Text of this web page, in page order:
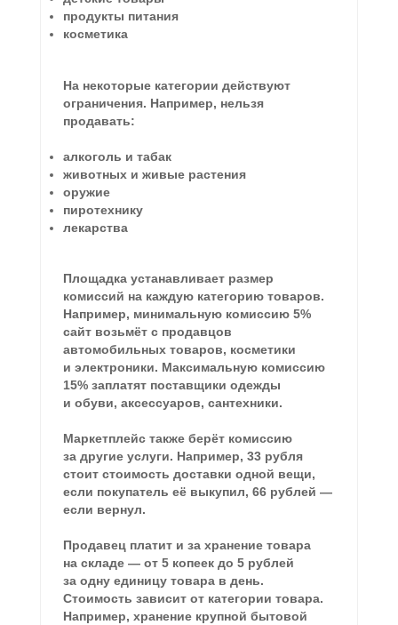
продукты питания
косметика
На некоторые категории действуют
ограничения. Например, нельзя
продавать:
алкоголь и табак
животных и живые растения
оружие
пиротехнику
лекарства
Площадка устанавливает размер
комиссий на каждую категорию товаров.
Например, минимальную комиссию 5%
сайт возьмёт с продавцов
автомобильных товаров, косметики
и электроники. Максимальную комиссию
15% заплатят поставщики одежды
и обуви, аксессуаров, сантехники.
Маркетплейс также берёт комиссию
за другие услуги. Например, 33 рубля
стоит стоимость доставки одной вещи,
если покупатель её выкупил, 66 рублей —
если вернул.
Продавец платит и за хранение товара
на складе — от 5 копеек до 5 рублей
за одну единицу товара в день.
Стоимость зависит от категории товара.
Например, хранение крупной бытовой